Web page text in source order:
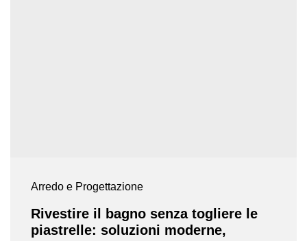
Arredo e Progettazione
Rivestire il bagno senza togliere le
piastrelle: soluzioni moderne,